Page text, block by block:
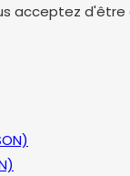
acceptez